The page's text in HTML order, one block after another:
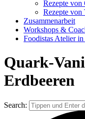
Rezepte von
Rezepte von
Zusammenarbeit
Workshops &
Foodistas Atelier
Quark-
Erdbeeren
Search: